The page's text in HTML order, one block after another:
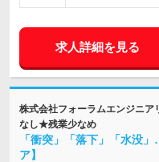
求人詳細を見る
株式会社フォーラムエンジニ
なし★残業少なめ
「衝突」「落下」「水没
ア】